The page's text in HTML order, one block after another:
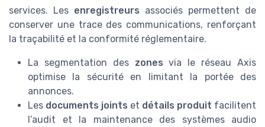
services. Les enregistreurs associés permettent de
conserver une trace des communications, renforçant
la traçabilité et la conformité réglementaire.
La segmentation des zones via le réseau Axis
optimise la sécurité en limitant la portée des
annonces.
Les documents joints et détails produit facilitent
l’audit et la maintenance des systèmes audio